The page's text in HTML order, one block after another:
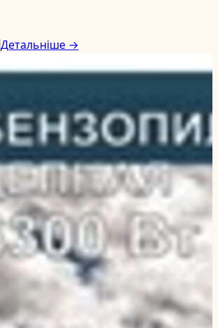
Детальніше →